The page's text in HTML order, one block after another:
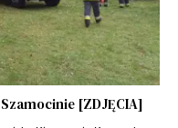
[ZDJĘCIA]